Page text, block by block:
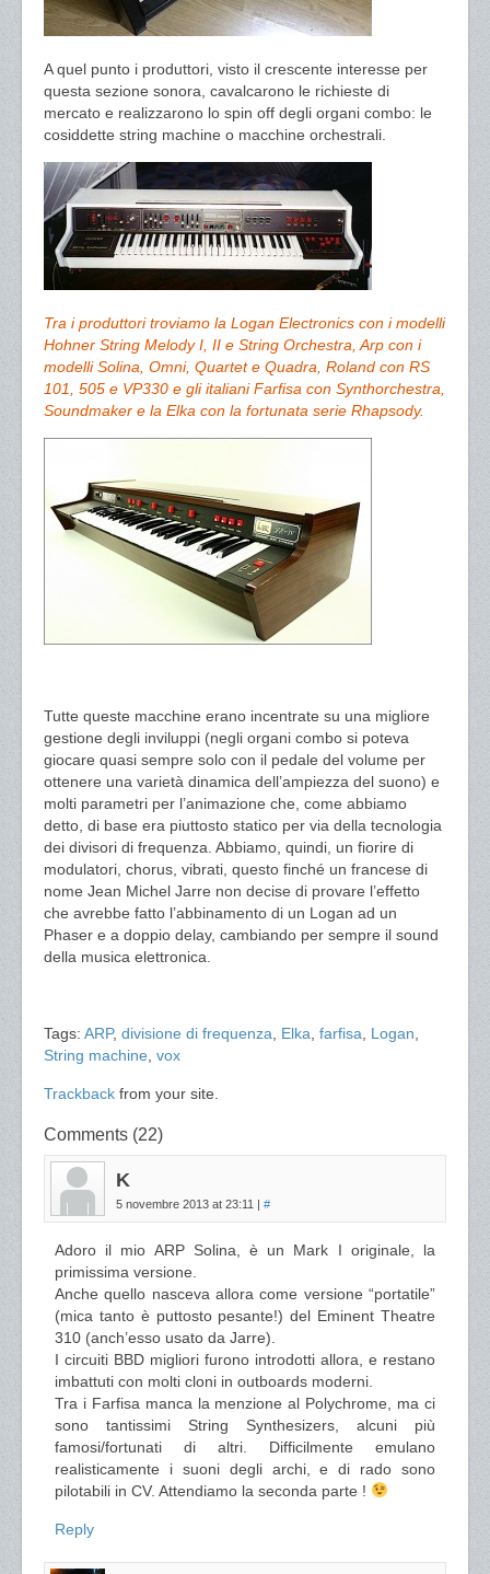
A quel punto i produttori, visto il crescente interesse per
questa sezione sonora, cavalcarono le richieste di
mercato e realizzarono lo spin off degli organi combo: le
cosiddette string machine o macchine orchestrali.
Tra i produttori troviamo la Logan Electronics con i modelli
Hohner String Melody I, II e String Orchestra, Arp con i
modelli Solina, Omni, Quartet e Quadra, Roland con RS
101, 505 e VP330 e gli italiani Farfisa con Synthorchestra,
Soundmaker e la Elka con la fortunata serie Rhapsody.
Tutte queste macchine erano incentrate su una migliore
gestione degli inviluppi (negli organi combo si poteva
giocare quasi sempre solo con il pedale del volume per
ottenere una varietà dinamica dell’ampiezza del suono) e
molti parametri per l’animazione che, come abbiamo
detto, di base era piuttosto statico per via della tecnologia
dei divisori di frequenza. Abbiamo, quindi, un fiorire di
modulatori, chorus, vibrati, questo finché un francese di
nome Jean Michel Jarre non decise di provare l’effetto
che avrebbe fatto l’abbinamento di un Logan ad un
Phaser e a doppio delay, cambiando per sempre il sound
della musica elettronica.
Tags: ARP, divisione di frequenza Elka farfisa Logan
String machine vox
Trackback from your site.
Comments (22)
K
5 novembre 2013 at 23:11 | #
Adoro il mio ARP Solina, è un Mark I originale, la
primissima versione.
Anche quello nasceva allora come versione “portatile”
(mica tanto è puttosto pesante!) del Eminent Theatre
310 (anch’esso usato da Jarre).
I circuiti BBD migliori furono introdotti allora, e restano
imbattuti con molti cloni in outboards moderni.
Tra i Farfisa manca la menzione al Polychrome, ma ci
sono tantissimi String Synthesizers, alcuni più
famosi/fortunati di altri. Difficilmente emulano
realisticamente i suoni degli archi, e di rado sono
pilotabili in CV. Attendiamo la seconda parte !
Reply